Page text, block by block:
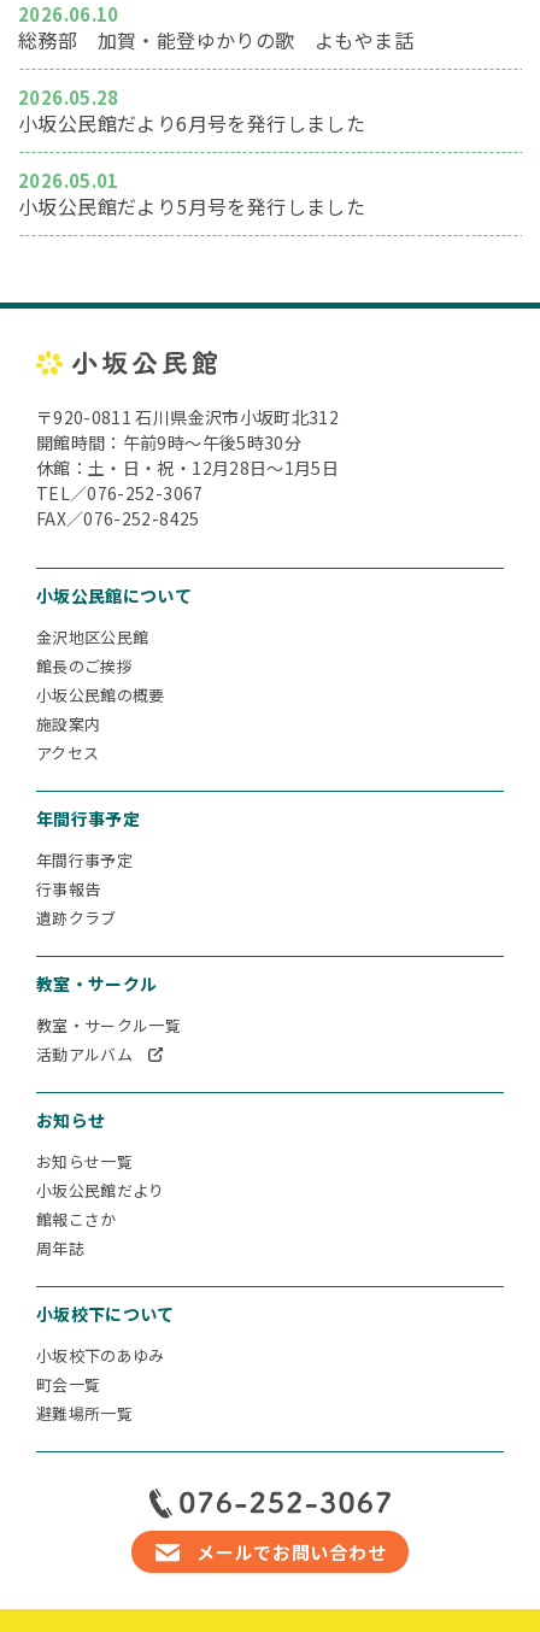
2026.06.10
総務部 加賀・能登ゆかりの歌 よもやま話
2026.05.28
小坂公民館だより6月号を発行しました
2026.05.01
小坂公民館だより5月号を発行しました
〒920-0811 石川県金沢市小坂町北312
開館時間：午前9時～午後5時30分
休館：土・日・祝・12月28日～1月5日
TEL／076-252-3067
FAX／076-252-8425
小坂公民館について
金沢地区公民館
館長のご挨拶
小坂公民館の概要
施設案内
アクセス
年間行事予定
年間行事予定
行事報告
遺跡クラブ
教室・サークル
教室・サークル一覧
活動アルバム
お知らせ
お知らせ一覧
小坂公民館だより
館報こさか
周年誌
小坂校下について
小坂校下のあゆみ
町会一覧
避難場所一覧
メールでお問い合わせ